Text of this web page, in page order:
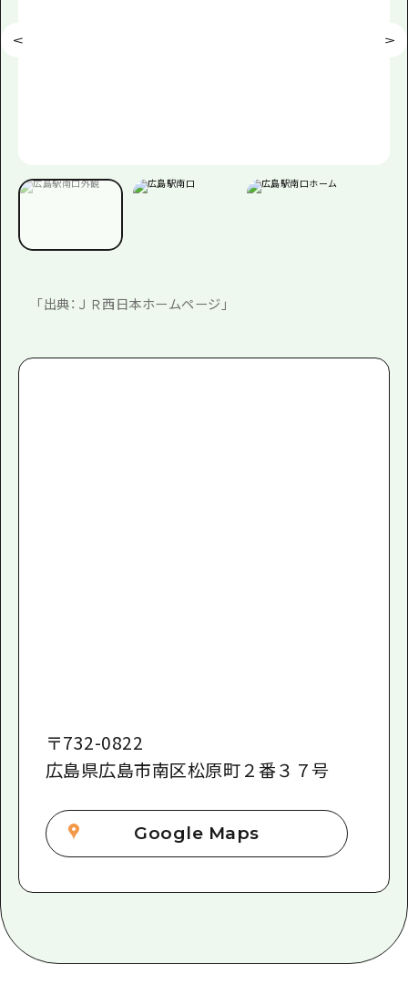
「出典：ＪＲ西日本ホームページ」
〒732-0822
広島県広島市南区松原町２番３７号
Google Maps